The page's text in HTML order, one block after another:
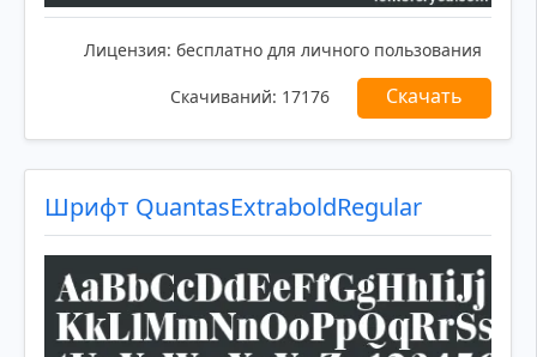
Лицензия: бесплатно для личного пользования
Скачиваний: 17176 Скачать
Шрифт QuantasExtraboldRegular